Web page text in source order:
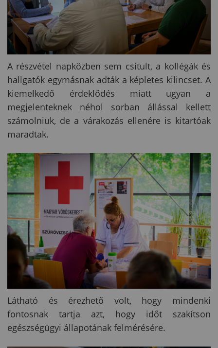
A részvétel napközben sem csitult, a kollégák és
hallgatók egymásnak adták a képletes kilincset. A
kiemelkedő érdeklődés miatt ugyan a
megjelenteknek néhol sorban állással kellett
számolniuk, de a várakozás ellenére is kitartóak
maradtak.
Látható és érezhető volt, hogy mindenki
fontosnak tartja azt, hogy időt szakítson
egészségügyi állapotának felmérésére.